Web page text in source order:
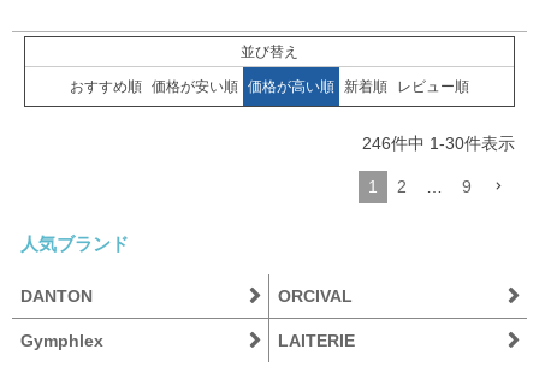
並び替え
おすすめ順 価格が安い順 価格が高い順 新着順 レビュー順
246件中 1-30件表示
1 2 9
人気ブランド
DANTON ORCIVAL
Gymphlex LAITERIE